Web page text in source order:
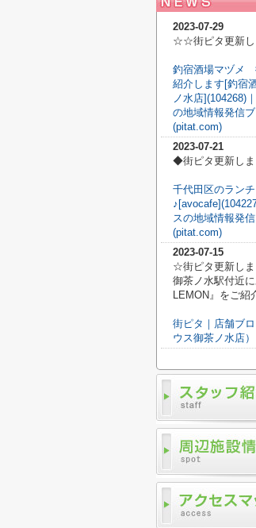
2023-07-29
☆☆街ピタ更新
釣宿酒場マヅ
紹介します[釣宿
ノ水店](104268)
の地域情報発信ブ
(pitat.com)
2023-07-21
◆街ピタ更新し
千代田区のラン
スの地域情報発
(pitat.com)
2023-07-15
☆街ピタ更新し
御茶ノ水駅付近
LEMON』をご紹
街ピタ｜店舗ブ
ウス御茶ノ水店